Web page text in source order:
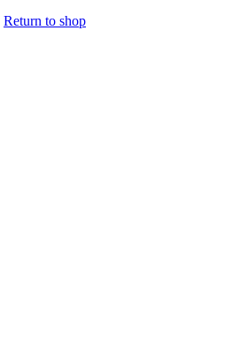
Return to shop